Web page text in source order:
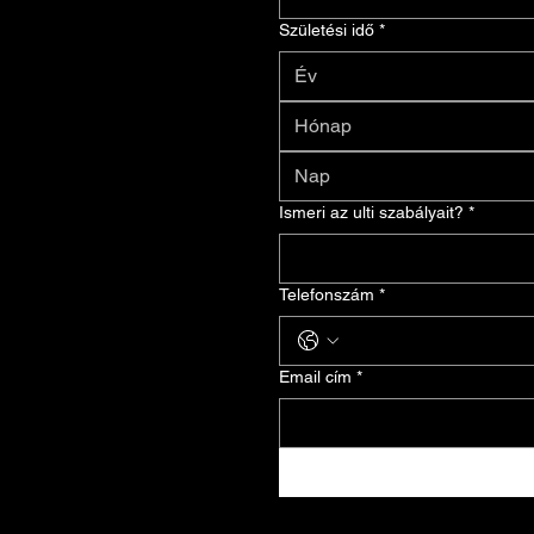
Születési idő *
Hónap
Ismeri az ulti szabályait? *
Telefonszám *
Email cím *